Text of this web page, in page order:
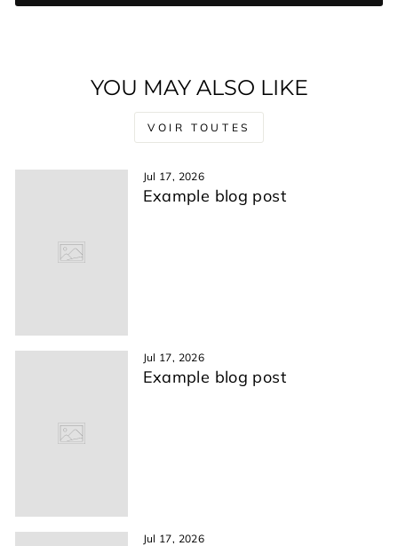
YOU MAY ALSO LIKE
VOIR TOUTES
Jul 17, 2026
Example blog post
Jul 17, 2026
Example blog post
Jul 17, 2026